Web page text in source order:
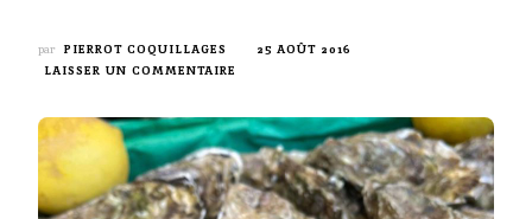
par PIERROT COQUILLAGES
25 AOÛT 2016
LAISSER UN COMMENTAIRE
UNE
HUÎTRE
?